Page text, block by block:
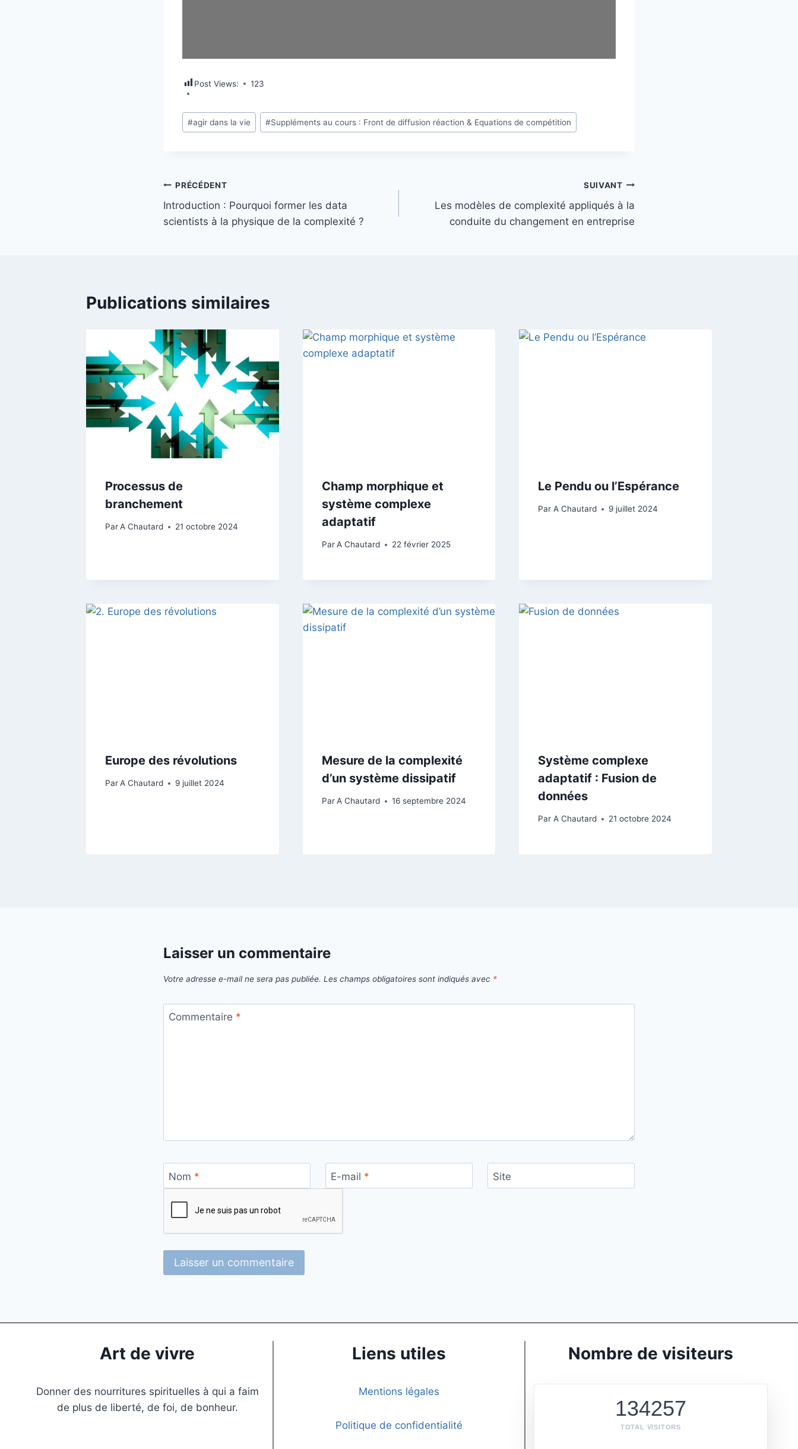
Post Views: 123
#agir dans la vie #Suppléments au cours : Front de diffusion réaction & Equations de compétition
PRÉCÉDENT
Introduction : Pourquoi former les data
scientists à la physique de la complexité ?
SUIVANT
Les modèles de complexité appliqués à la
conduite du changement en entreprise
Publications similaires
Processus de
branchement
ParA Chautard 21 octobre 2024
Champ morphique et
système complexe
adaptatif
Par A Chautard 22 février 2025
Le Pendu ou l’Espérance
Par A Chautard 9 juillet 2024
Europe des révolutions
ParA Chautard 9 juillet 2024
Mesure de la complexité
d’un système dissipatif
Par A Chautard 16 septembre 2024
Système complexe
adaptatif : Fusion de
données
Par A Chautard 21 octobre 2024
Laisser un commentaire
Votre adresse e-mail ne sera pas publiée. Les champs obligatoires sont indiqués avec *
Commentaire *
Nom * E-mail * Site
Art de vivre
Donner des nourritures spirituelles à qui a faim
de plus de liberté, de foi, de bonheur.
Liens utiles
Mentions légales
Politique de confidentialité
Nombre de visiteurs
134257
TOTAL VISITORS